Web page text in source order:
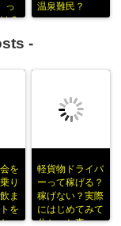
っ
？
温泉難民？
-
を
り
ま
を
軽貨物ドライバ
ーって稼げる？
稼げない？実際
にはじめてみて
分かった事